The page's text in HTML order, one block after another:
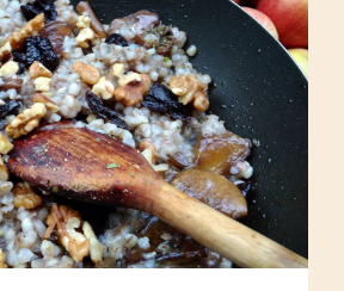
jesienno-zimowa
kasza ;)